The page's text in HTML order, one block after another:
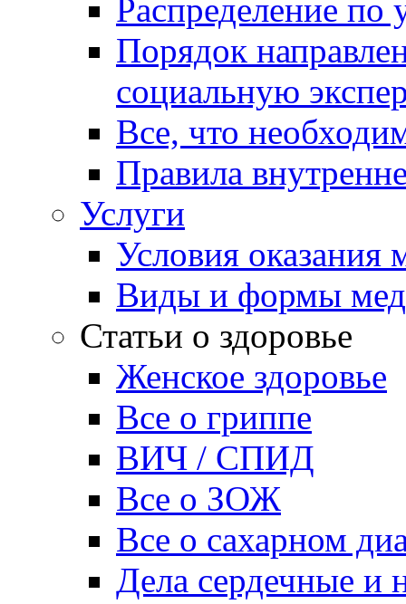
Распределение по
Порядок
социальную
Все, что
Правила
Услуги
Условия
Виды и формы
Статьи о здоровье
Женское здоровье
Все о гриппе
ВИЧ / СПИД
Все о ЗОЖ
Все о сахарном
Дела сердечные и